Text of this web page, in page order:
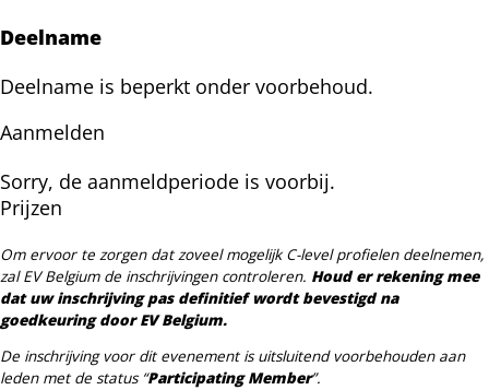
Deelname
Deelname is beperkt onder voorbehoud.
Aanmelden
Sorry, de aanmeldperiode is voorbij.
Prijzen
Om ervoor te zorgen dat zoveel mogelijk C-level profielen deelnemen,
zal EV Belgium de inschrijvingen controleren. Houd er rekening mee
dat uw inschrijving pas definitief wordt bevestigd na
goedkeuring door EV Belgium.
De inschrijving voor dit evenement is uitsluitend voorbehouden aan
leden met de status “Participating Member”.